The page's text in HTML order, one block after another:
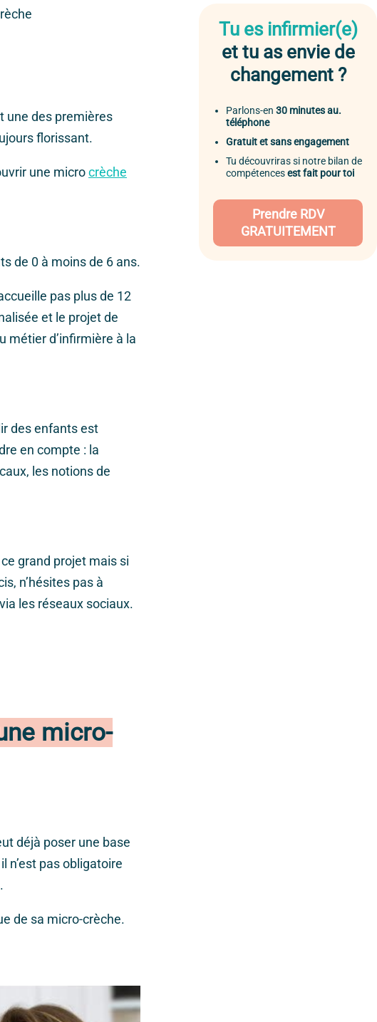
une des premières
florissant.
une microcrèche
de 0 à moins de 6 ans.
pas plus de 12
et le projet de
métier d’infirmière à la
des enfants est
en compte : la
les notions de
grand projet mais si
n’hésites pas à
les réseaux sociaux.
micro-
déjà poser une base
n’est pas obligatoire
de sa micro-crèche.
Tu es infirmier(e)
et tu as envie de
changement ?
Parlons-en 30 minutes au.
téléphone
Gratuit et sans engagement
Tu découvriras si notre bilan de
compétencesest fait pour toi
Prendre RDV
GRATUITEMENT